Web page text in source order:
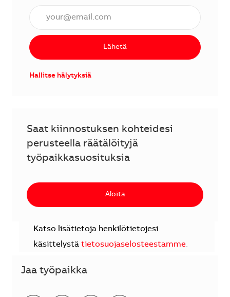
Lähetä
Hallitse hälytyksiä
Saat kiinnostuksen kohteidesi
perusteella räätälöityjä
työpaikkasuosituksia
Aloita
Katso lisätietoja henkilötietojesi
käsittelystä tietosuojaselosteestamme.
Jaa työpaikka